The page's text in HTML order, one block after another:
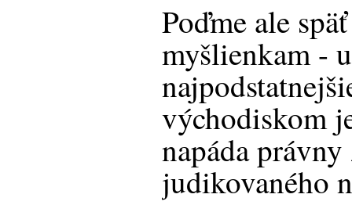
Poďme ale
myšlienkam -
východiskom
napáda
judikovaného